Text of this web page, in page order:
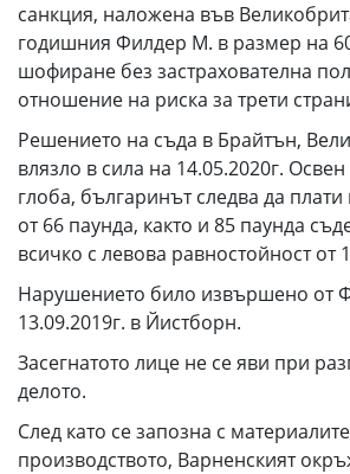
санкция, наложена във
годишния Филдер М. в размер на
шофиране без застрахователна
отношение на риска за трети
Решението на съда в Брайтън,
влязло в сила на 14.05.2020г.
глоба, българинът следва да
от 66 паунда, както и 85 паунда
всичко с левова равностойност от
Нарушението било извършено от
13.09.2019г. в Йистборн.
Засегнатото лице не се яви при
делото.
След като се запозна с
производството, Варненският